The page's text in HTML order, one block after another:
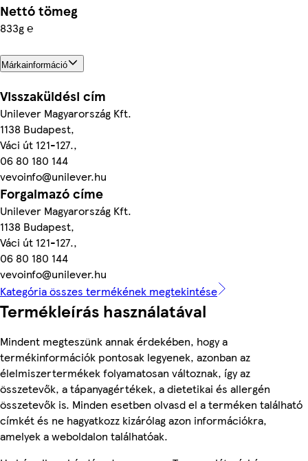
Nettó tömeg
833g ℮
Márkainformáció
Visszaküldési cím
Unilever Magyarország Kft.
1138 Budapest,
Váci út 121-127.,
06 80 180 144
vevoinfo@unilever.hu
Forgalmazó címe
Unilever Magyarország Kft.
1138 Budapest,
Váci út 121-127.,
06 80 180 144
vevoinfo@unilever.hu
Kategória összes termékének megtekintése
Termékleírás használatával
Mindent megteszünk annak érdekében, hogy a
termékinformációk pontosak legyenek, azonban az
élelmiszertermékek folyamatosan változnak, így az
összetevők, a tápanyagértékek, a dietetikai és allergén
összetevők is. Minden esetben olvasd el a terméken található
címkét és ne hagyatkozz kizárólag azon információkra,
amelyek a weboldalon találhatóak.